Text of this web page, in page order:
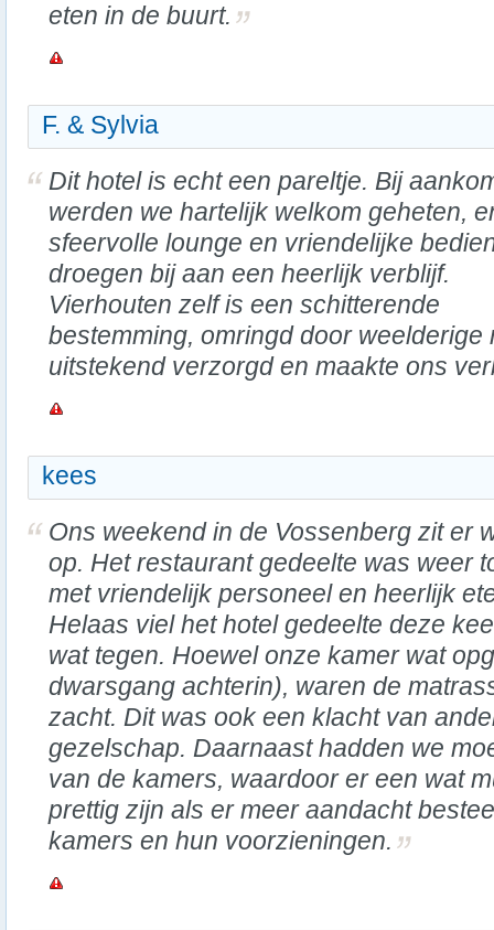
eten in de buurt.
F. & Sylvia
Dit hotel is echt een pareltje. Bij
werden we hartelijk welkom geheten,
sfeervolle lounge en vriendelijke
droegen bij aan een heerlijk verblijf.
Vierhouten zelf is een schitterende
bestemming, omringd door weelderige
uitstekend verzorgd en maakte ons
kees
Ons weekend in de Vossenberg zit er
op. Het restaurant gedeelte was weer
met vriendelijk personeel en heerlijk
Helaas viel het hotel gedeelte deze
wat tegen. Hoewel onze kamer wat
dwarsgang achterin), waren de
zacht. Dit was ook een klacht van
gezelschap. Daarnaast hadden we
van de kamers, waardoor er een wat
prettig zijn als er meer aandacht
kamers en hun voorzieningen.